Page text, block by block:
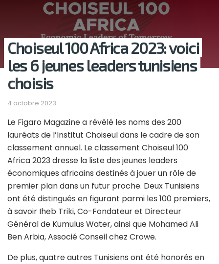
Choiseul 100 Africa 2023: voici
les 6 jeunes leaders tunisiens
choisis
4 octobre 2023
Le Figaro Magazine a révélé les noms des 200
lauréats de l’Institut Choiseul dans le cadre de son
classement annuel. Le classement Choiseul 100
Africa 2023 dresse la liste des jeunes leaders
économiques africains destinés à jouer un rôle de
premier plan dans un futur proche. Deux Tunisiens
ont été distingués en figurant parmi les 100 premiers,
à savoir Iheb Triki, Co-Fondateur et Directeur
Général de Kumulus Water, ainsi que Mohamed Ali
Ben Arbia, Associé Conseil chez Crowe.
De plus, quatre autres Tunisiens ont été honorés en